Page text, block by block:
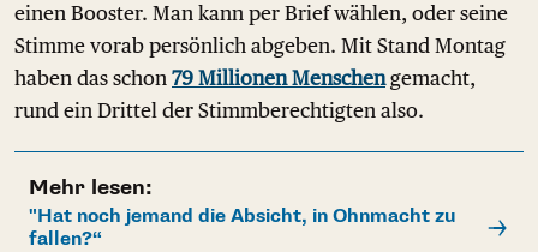
einen Booster. Man kann per Brief wählen, oder seine
Stimme vorab persönlich abgeben. Mit Stand Montag
haben das schon 79 Millionen Menschengemacht,
rund ein Drittel der Stimmberechtigten also.
Mehr lesen:
"Hat noch jemand die Absicht, in Ohnmacht zu
fallen?“